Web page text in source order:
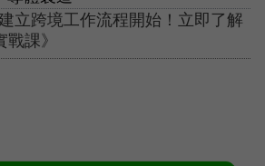
立跨境工作流程開始！立即了解
課》